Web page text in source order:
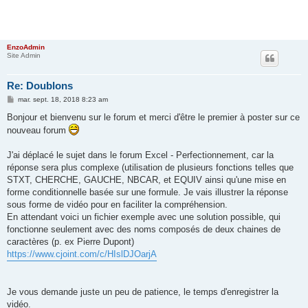
EnzoAdmin
Site Admin
Re: Doublons
M
s
a
mar. sept. 18, 2018 8:23 am
Bonjour et bienvenu sur le forum et merci d'être le premier à poster sur ce
nouveau forum
J'ai déplacé le sujet dans le forum Excel - Perfectionnement, car la
réponse sera plus complexe (utilisation de plusieurs fonctions telles que
STXT, CHERCHE, GAUCHE, NBCAR, et EQUIV ainsi qu'une mise en
forme conditionnelle basée sur une formule. Je vais illustrer la réponse
sous forme de vidéo pour en faciliter la compréhension.
En attendant voici un fichier exemple avec une solution possible, qui
fonctionne seulement avec des noms composés de deux chaines de
caractères (p. ex Pierre Dupont)
https://www.cjoint.com/c/HIslDJOarjA
Je vous demande juste un peu de patience, le temps d'enregistrer la
vidéo.